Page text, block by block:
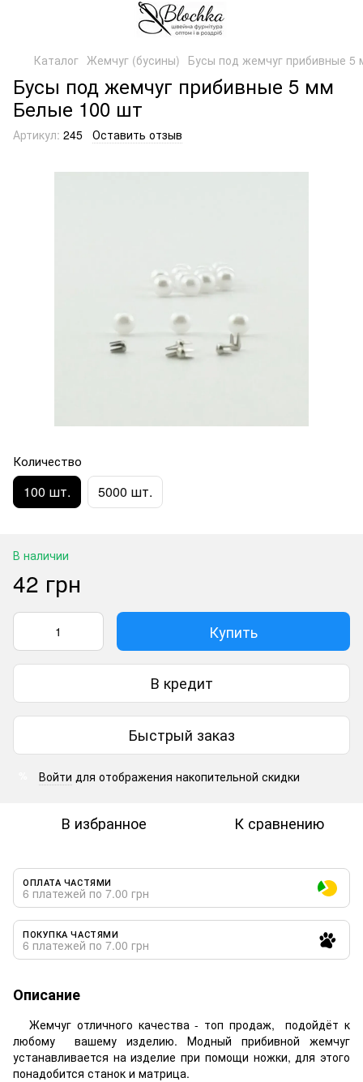
Каталог Жемчуг (бусины) Бусы под жемчуг прибивные
Бусы под жемчуг прибивные 5 мм
Белые 100 шт
Артикул: 245 Оставить отзыв
Количество
100 шт. 5000 шт.
В наличии
42 грн
Купить
В кредит
Быстрый заказ
Войти для отображения накопительной скидки
В избранное К сравнению
ОПЛАТА ЧАСТЯМИ
6 платежей по 7.00 грн
ПОКУПКА ЧАСТЯМИ
6 платежей по 7.00 грн
Описание
Жемчуг отличного качества - топ продаж, подойдёт к
любому вашему изделию. Модный прибивной жемчуг
устанавливается на изделие при помощи ножки, для этого
понадобится станок и матрица.